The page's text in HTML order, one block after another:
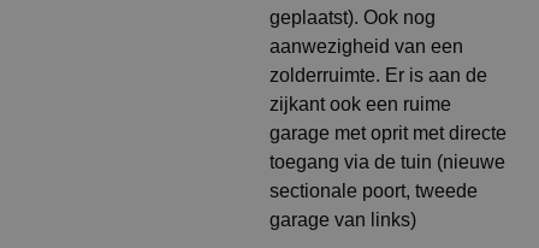
geplaatst). Ook nog
aanwezigheid van een
zolderruimte. Er is aan de
zijkant ook een ruime
garage met oprit met directe
toegang via de tuin (nieuwe
sectionale poort, tweede
garage van links)